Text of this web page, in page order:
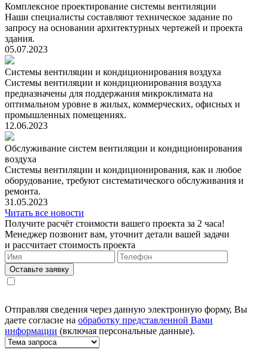
Комплексное проектирование системы вентиляции
Наши специалисты составляют техническое задание по
запросу на основании архитектурных чертежей и проекта
здания.
05.07.2023
Системы вентиляции и кондиционирования воздуха
Системы вентиляции и кондиционирования воздуха
предназначены для поддержания микроклимата на
оптимальном уровне в жилых, коммерческих, офисных и
промышленных помещениях.
12.06.2023
Обслуживание систем вентиляции и кондиционирования
воздуха
Системы вентиляции и кондиционирования, как и любое
оборудование, требуют систематического обслуживания и
ремонта.
31.05.2023
Читать все новости
Получите расчёт стоимости вашего проекта за 2 часа!
Менеджер позвонит вам, уточнит детали вашей задачи
и рассчитает стоимость проекта
Оставьте заявку
Отправляя сведения через данную электронную форму, Вы
даете согласие на обработку представленной Вами
информации (включая персональные данные).